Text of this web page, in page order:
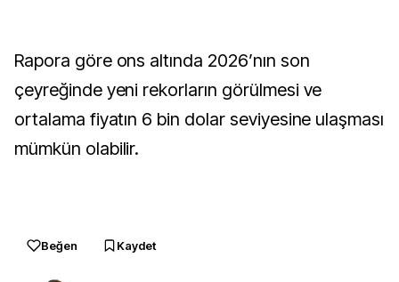
Rapora göre ons altında 2026’nın son
çeyreğinde yeni rekorların görülmesi ve
ortalama fiyatın 6 bin dolar seviyesine ulaşması
mümkün olabilir.
Beğen Kaydet